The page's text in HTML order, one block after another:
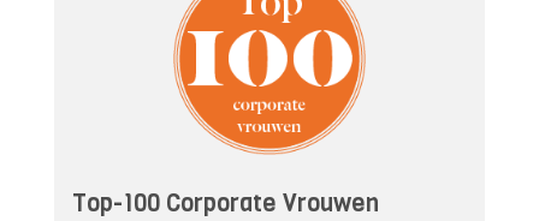
Top-100 Corporate Vrouwen